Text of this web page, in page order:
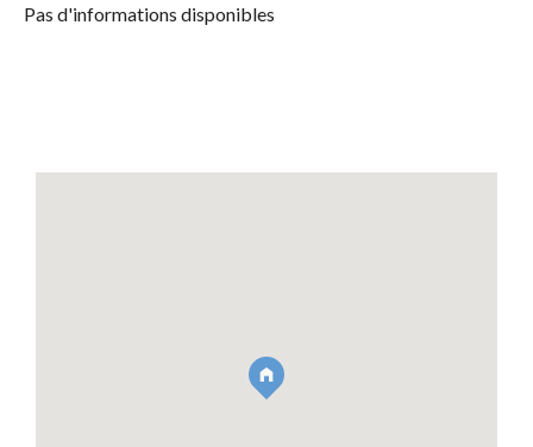
Pas d'informations disponibles